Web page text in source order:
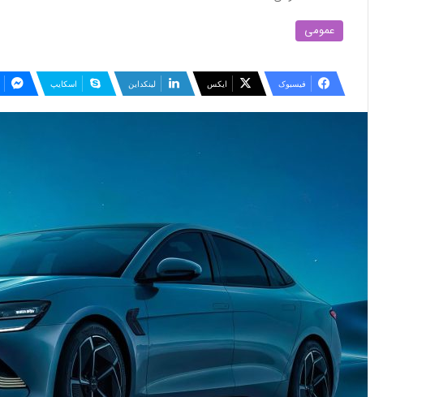
عمومی
فیسبوک ایکس لینکداین اسکایپ